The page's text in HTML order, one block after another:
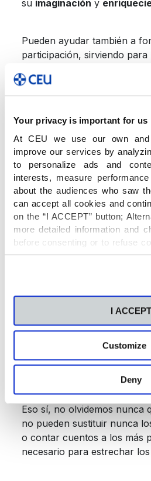
Your privacy is important for us
At CEU we use our own and
improve our services by
to personalize ads and
interests, measure
about the audiences who saw
can accept all cookies and
on the “I ACCEPT” button;
more detailed information and
before consenting or to refuse
"Personalize" button. For more
I ACCEPT
Customize
Deny
su imaginación y
Pueden ayudar también a
participación, sirviendo para
exponer su punto de vista.
Los audiolibros
Son una forma de ocio
niños y niñas estarán
de forma entretenida. Los
predisponen a la escucha y
lectura en familia. Así, se
y oportunidades de
todos.
Hay que tener en cuenta
recomendable que el
desconocido para los niños.
idea escuchar un extracto
audiolibro. Deben
música de fondo y en
Eso sí, no olvidemos nunca
no pueden sustituir nunca
o contar cuentos a los más
necesario para estrechar